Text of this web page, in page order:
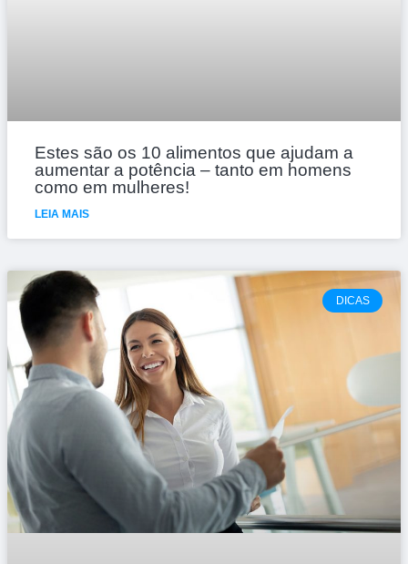
Estes são os 10 alimentos que ajudam a
aumentar a potência – tanto em homens
como em mulheres!
LEIA MAIS
DICAS